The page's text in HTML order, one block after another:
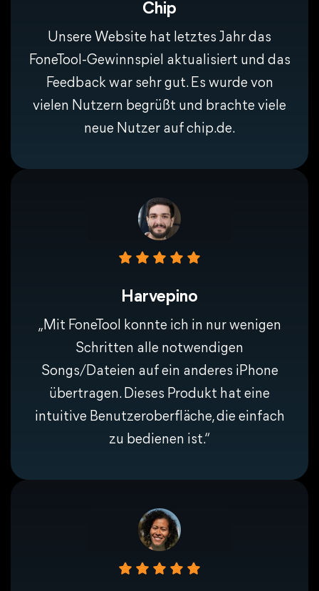
Chip
Unsere Website hat letztes Jahr das
FoneTool-Gewinnspiel aktualisiert und das
Feedback war sehr gut. Es wurde von
vielen Nutzern begrüßt und brachte viele
neue Nutzer auf chip.de.
Harvepino
„Mit FoneTool konnte ich in nur wenigen
Schritten alle notwendigen
Songs/Dateien auf ein anderes iPhone
übertragen. Dieses Produkt hat eine
intuitive Benutzeroberfläche, die einfach
zu bedienen ist.“